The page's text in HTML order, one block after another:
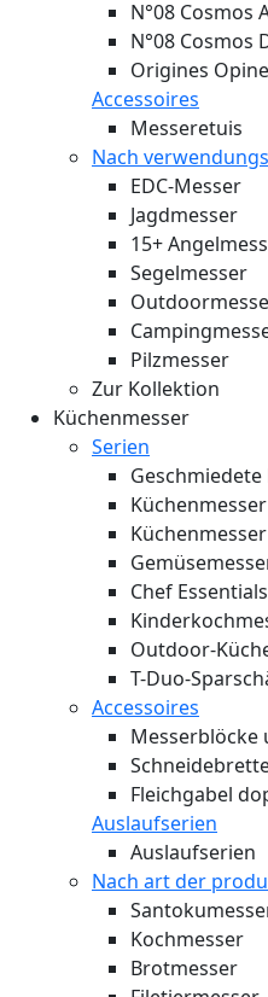
N°08 Cosmos
N°08 Cosmos
Origines
Accessoires
Messeretuis
Nach
EDC-Messer
Jagdmesser
15+
Segelmesser
Pilzmesser
Zur Kollektion
Küchenmesser
Serien
Geschmiedete
Chef
Outdoor-
T-Duo-
Accessoires
Messerblöcke
Fleichgabel
Auslaufserien
Auslaufserien
Nach art der
Kochmesser
Brotmesser